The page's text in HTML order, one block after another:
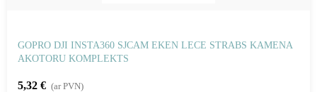
GOPRO DJI INSTA360 SJCAM EKEN LECE STRABS KAMENA
AKOTORU KOMPLEKTS
5,32 € (ar PVN)